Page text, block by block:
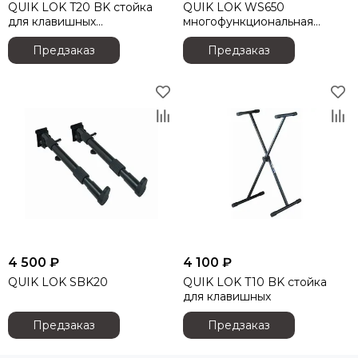
Audiorus
Audiophony
Avolites
Bristage
Chamsys
CHAUVET
Cordial
CRCBOX
Crown
CVGAUDIO
QUIK LOK T20 BK стойка
для клавишных
инструментов
Предзаказ
QUIK LOK WS650
многофункциональная
стойка
Предзаказ
4 500 ₽
QUIK LOK SBK20
Предзаказ
4 100 ₽
QUIK LOK T10 BK стойка
для клавишных
Предзаказ